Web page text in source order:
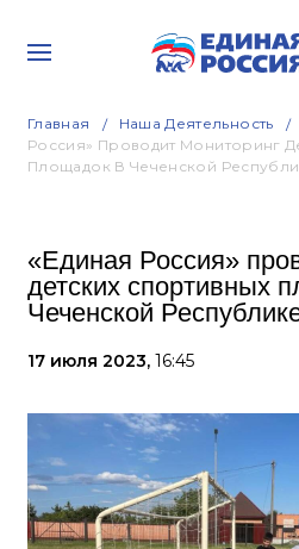
Главная Наша Деятельность
Россия» Проводит Мониторинг
Площадок В Чеченской
«Единая Россия»
детских спортивных
Чеченской
17 июля 2023, 16:45